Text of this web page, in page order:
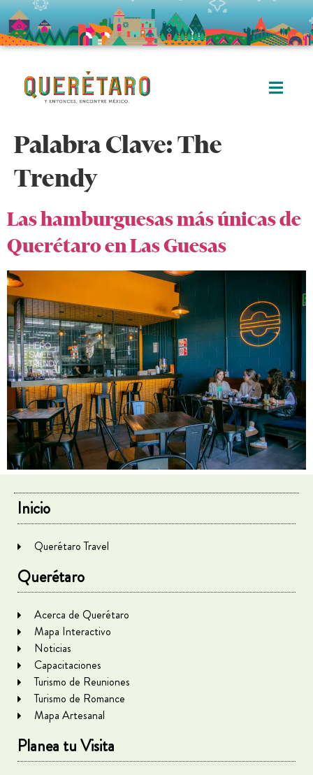
Palabra Clave:The
Trendy
Las hamburguesas más únicas de
Querétaro en Las Guesas
Inicio
Querétaro Travel
Querétaro
Acerca de Querétaro
Mapa Interactivo
Noticias
Capacitaciones
Turismo de Reuniones
Turismo de Romance
Mapa Artesanal
Planea tu Visita